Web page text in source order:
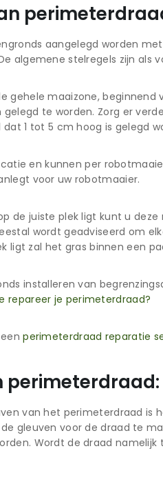
aangelegd worden
algemene stelregels zijn als
gehele maaizone,
te worden. Zorg er
1 tot 5 cm hoog is gelegd
en kunnen per
voor uw robotmaaier.
de juiste plek ligt kunt u
wordt geadviseerd om
ligt zal het gras binnen een
installeren van
repareer je perimeterdraad?
eenperimeterdraad reparatie
perimeterdraad:
van het perimeterdraad
gleuven voor de draad te
Wordt de draad